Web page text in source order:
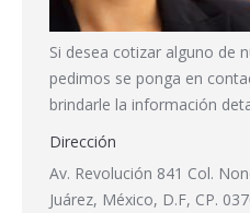
Si desea cotizar alguno de
pedimos se ponga en
brindarle la información
Dirección
Av. Revolución 841 Col.
Juárez, México, D.F, CP.